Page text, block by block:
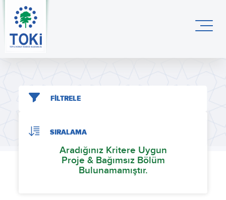
FİLTRELE
SIRALAMA
Aradığınız Kritere Uygun
Proje & Bağımsız Bölüm
Bulunamamıştır.